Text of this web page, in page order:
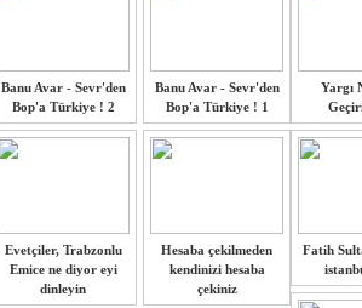
Banu Avar - Sevr'den
Bop'a Türkiye ! 2
Banu Avar - Sevr'den
Bop'a Türkiye ! 1
Yargı
Evetçiler, Trabzonlu
Emice ne diyor eyi
dinleyin
Hesaba çekilmeden
kendinizi hesaba
çekiniz
Fatih